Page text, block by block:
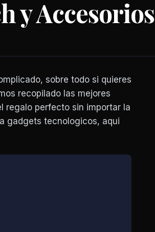
y Accesorios
sobre todo si quieres
recopilado las mejores
regalo perfecto sin importar la
gadgets tecnologicos, aqui